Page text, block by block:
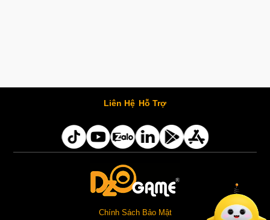
Liên Hệ Hỗ Trợ
Chính Sách Bảo Mật